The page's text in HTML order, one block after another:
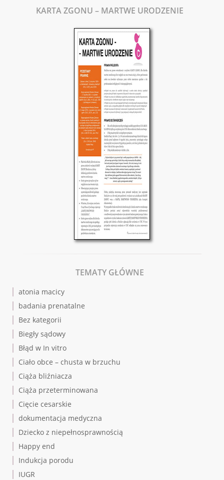
KARTA ZGONU – MARTWE URODZENIE
TEMATY GŁÓWNE
atonia macicy
badania prenatalne
Bez kategorii
Biegły sądowy
Błąd w In vitro
Ciało obce – chusta w brzuchu
Ciąża bliźniacza
Ciąża przeterminowana
Cięcie cesarskie
dokumentacja medyczna
Dziecko z niepełnosprawnością
Happy end
Indukcja porodu
IUGR